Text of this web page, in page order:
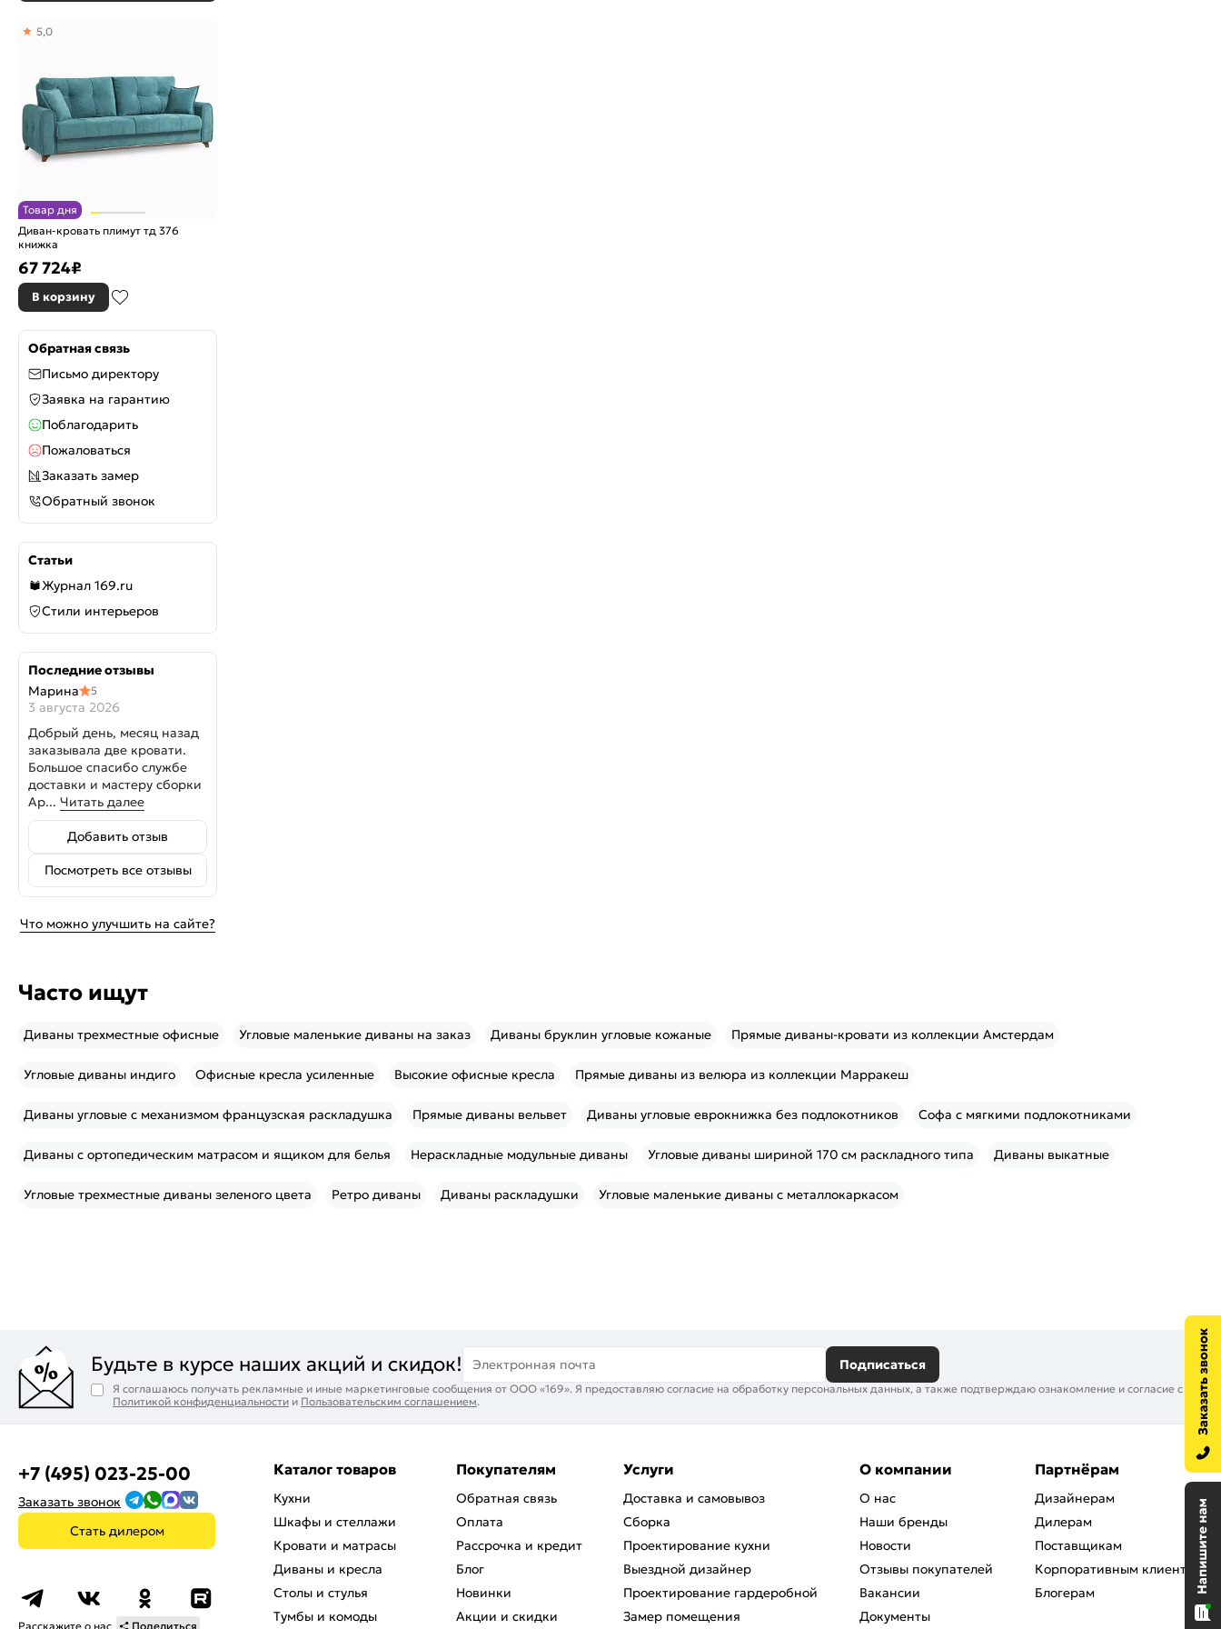
Товар дня
Диван-кровать плимут тд 376
книжка
5,0
67 724₽
В корзину
Обратная связь
Письмо директору
Заявка на гарантию
Поблагодарить
Пожаловаться
Заказать замер
Обратный звонок
Статьи
Журнал 169.ru
Стили интерьеров
Последние отзывы
Марина
5
3 августа 2026
Добрый день, месяц назад
заказывала две кровати.
Большое спасибо службе
доставки и мастеру сборки
Ар... Читать далее
Добавить отзыв
Посмотреть все отзывы
Что можно улучшить на сайте?
Часто ищут
Диваны трехместные офисные Угловые маленькие диваны на заказ Диваны бруклин угловые кожаные Прямые диваны-кровати из коллекции Амстердам
Угловые диваны индиго Офисные кресла усиленные Высокие офисные кресла Прямые диваны из велюра из коллекции Марракеш
Диваны угловые с механизмом французская раскладушка Прямые диваны вельвет Диваны угловые еврокнижка без подлокотников Софа с мягкими подлокотниками
Диваны с ортопедическим матрасом и ящиком для белья Нераскладные модульные диваны Угловые диваны шириной 170 см раскладного типа Диваны выкатные
Угловые трехместные диваны зеленого цвета Ретро диваны Диваны раскладушки Угловые маленькие диваны с металлокаркасом
Будьте в курсе наших акций и скидок! Электронная почта Подписаться
Я соглашаюсь получать рекламные и иные маркетинговые сообщения от ООО «169». Я предоставляю согласие на обработку персональных данных, а также подтверждаю ознакомление и согласие с
Политикой конфиденциальности и Пользовательским соглашением.
+7 (495) 023-25-00
Заказать звонок
Стать дилером
Расскажите о нас Поделиться
Каталог товаров
Кухни
Шкафы и стеллажи
Кровати и матрасы
Диваны и кресла
Столы и стулья
Тумбы и комоды
Покупателям
Обратная связь
Оплата
Рассрочка и кредит
Блог
Новинки
Акции и скидки
Услуги
Доставка и самовывоз
Сборка
Проектирование кухни
Выездной дизайнер
Проектирование гардеробной
Замер помещения
О компании
О нас
Наши бренды
Новости
Отзывы покупателей
Вакансии
Документы
Партнёрам
Дизайнерам
Дилерам
Поставщикам
Корпоративным клиентам
Блогерам